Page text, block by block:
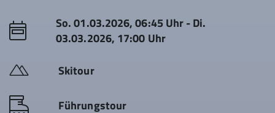
So. 01.03.2026, 06:45 Uhr - Di.
03.03.2026, 17:00 Uhr
Skitour
Führungstour